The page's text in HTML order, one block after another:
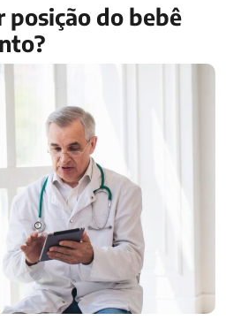
posição do bebê